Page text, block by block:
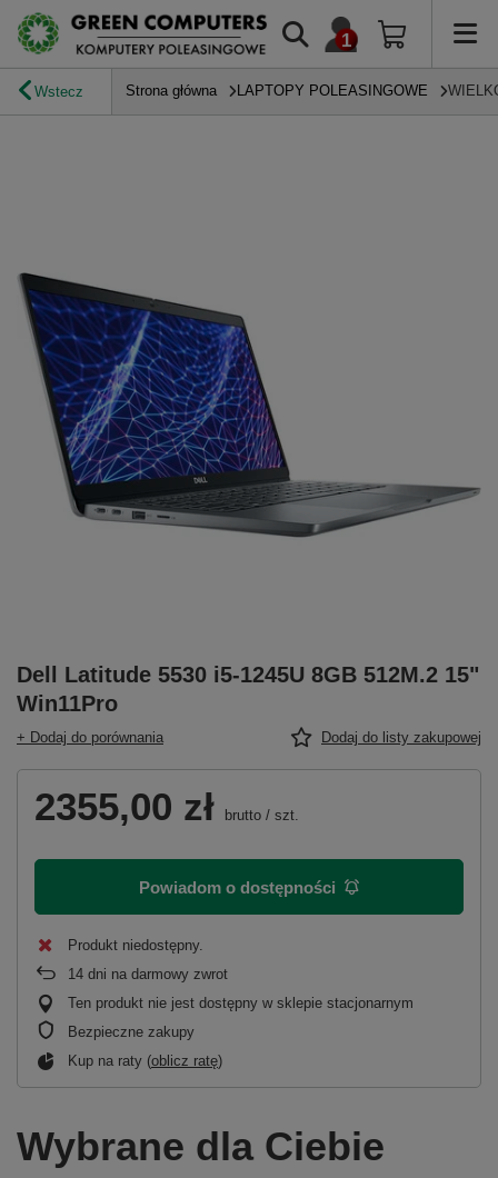
Wstecz Strona główna LAPTOPY POLEASINGOWE
Dell Latitude 5530 i5-1245U 8GB 512M.2 15"
Win11Pro
+ Dodaj do porównania Dodaj do listy zakupowej
2355,00 zł brutto / szt.
Powiadom o dostępności
Produkt niedostępny
14 dni na darmowy zwrot
Ten produkt nie jest dostępny w sklepie stacjonarnym
Bezpieczne zakupy
Kup na raty (oblicz ratę)
Wybrane dla Ciebie